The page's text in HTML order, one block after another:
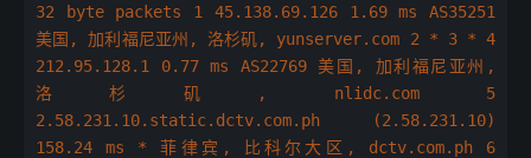
32 byte packets 1 45.138.69.126 1.69 ms AS35251
美国, 加利福尼亚州, 洛杉矶, yunserver.com 2 * 3 * 4
212.95.128.1 0.77 ms AS22769 美国, 加利福尼亚州,
洛杉矶, nlidc.com 5
2.58.231.10.static.dctv.com.ph (2.58.231.10)
158.24 ms * 菲律宾, 比科尔大区, dctv.com.ph 6